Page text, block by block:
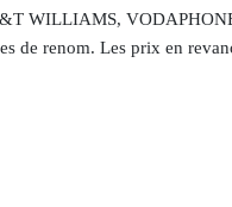
WILLIAMS,
renom. Les prix en